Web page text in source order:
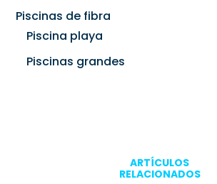
Piscinas de fibra
Piscina playa
Piscinas grandes
ARTÍCULOS
RELACIONADOS